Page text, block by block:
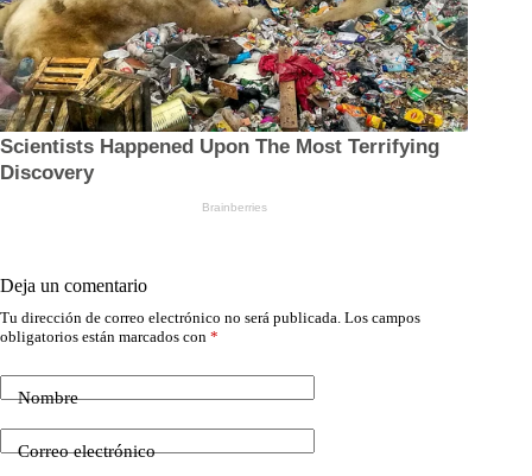
Deja un comentario
Tu dirección de correo electrónico no será publicada. Los campos
obligatorios están marcados con *
Nombre
Correo electrónico